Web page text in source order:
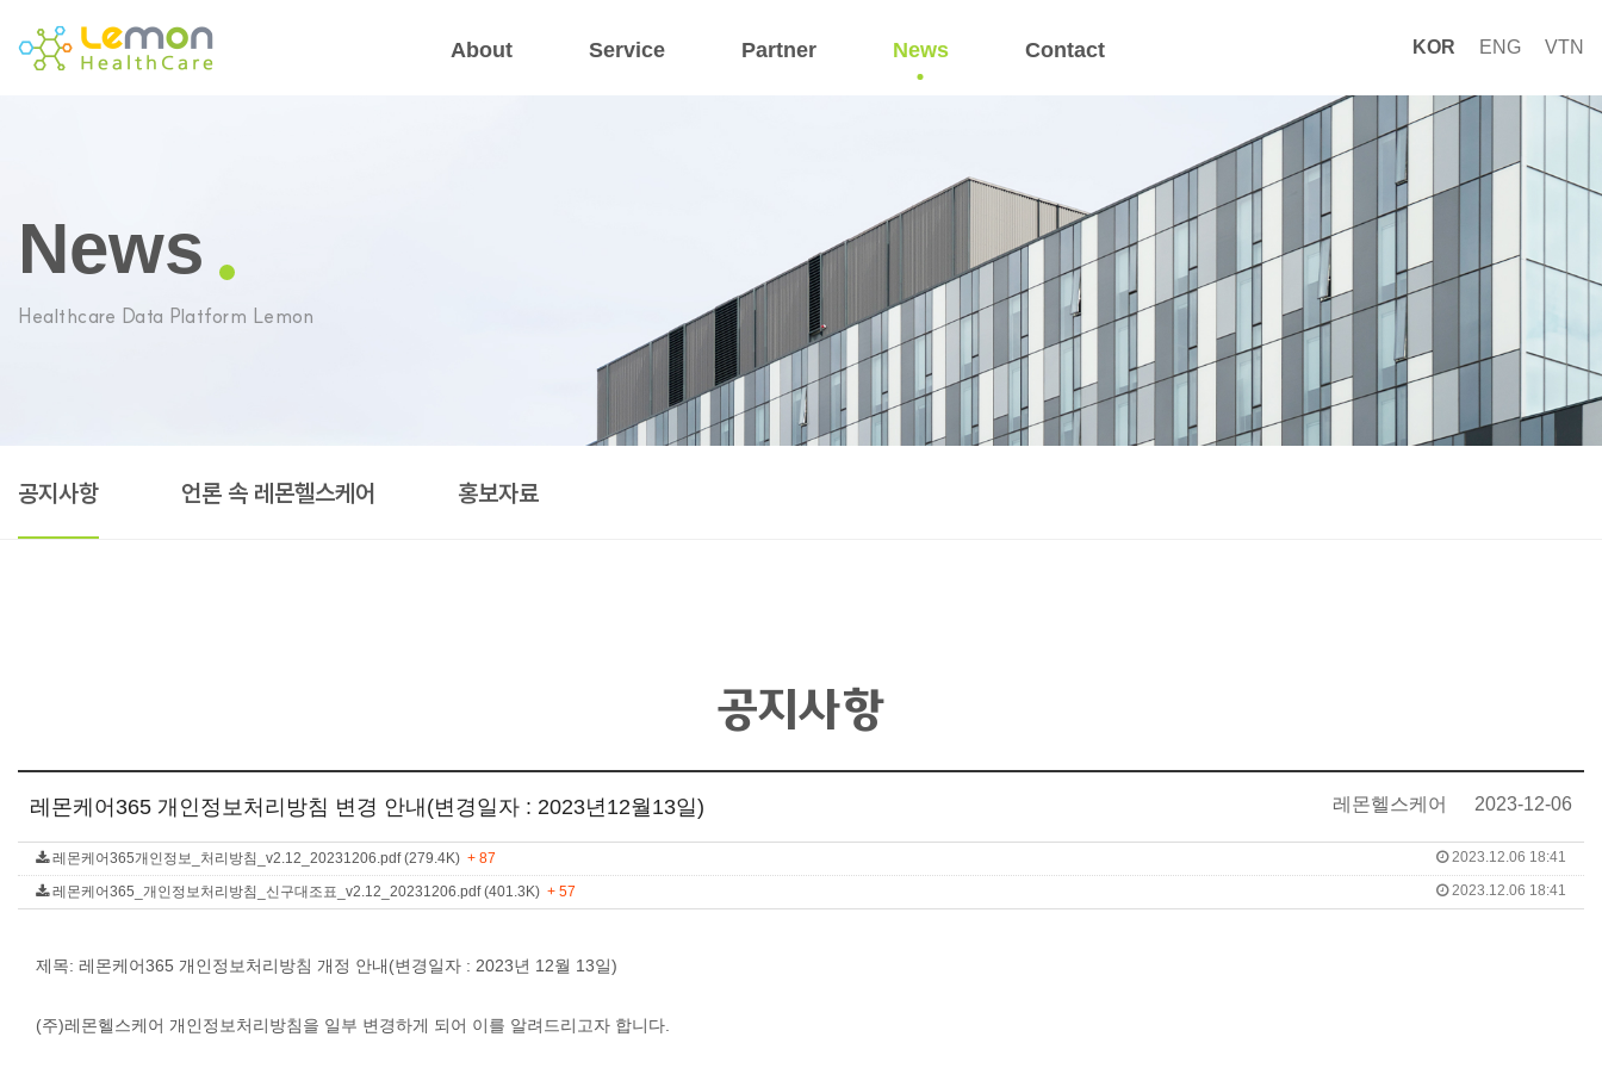
About Service Partner News Contact KOR ENG VTN
News
Healthcare Data Platform Lemon
공지사항 언론 속 레몬헬스케어 홍보자료
공지사항
레몬케어365 개인정보처리방침 변경 안내(변경일자 : 2023년12월13일) 레몬헬스케어 2023-12-06
2023.12.06 18:41
레몬케어365개인정보_처리방침_v2.12_20231206.pdf (279.4K) + 87
2023.12.06 18:41
레몬케어365_개인정보처리방침_신구대조표_v2.12_20231206.pdf (401.3K) + 57
제목: 레몬케어365 개인정보처리방침 개정 안내(변경일자 : 2023년 12월 13일)
(주)레몬헬스케어 개인정보처리방침을 일부 변경하게 되어 이를 알려드리고자 합니다.